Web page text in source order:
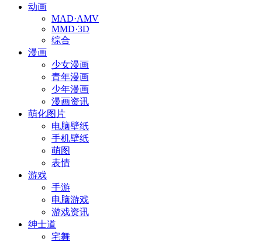
动画
MAD·AMV
MMD·3D
综合
漫画
少女漫画
青年漫画
少年漫画
漫画资讯
萌化图片
电脑壁纸
手机壁纸
萌图
表情
游戏
手游
电脑游戏
游戏资讯
绅士道
宅舞